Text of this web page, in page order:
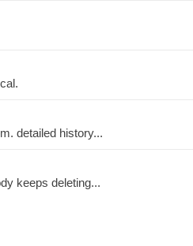
detailed history...
keeps deleting...